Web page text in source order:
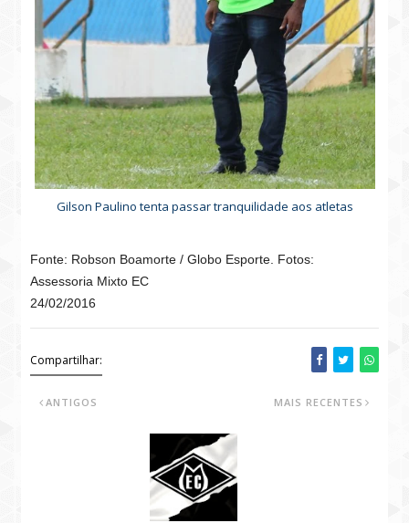
Gilson Paulino tenta passar tranquilidade aos atletas
Fonte: Robson Boamorte / Globo Esporte. Fotos:
Assessoria Mixto EC
24/02/2016
Compartilhar:
MAIS RECENTES
ANTIGOS